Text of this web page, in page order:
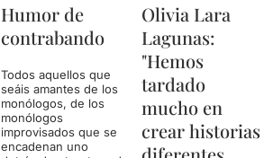
Humor de
contrabando
Todos aquellos que
seáis amantes de los
monólogos, de los
monólogos
improvisados que se
encadenan uno
Olivia Lara
Lagunas:
"Hemos
tardado
mucho en
crear historias